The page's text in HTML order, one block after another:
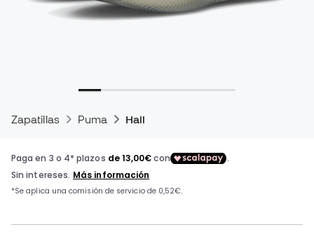
Zapatillas Puma Hali